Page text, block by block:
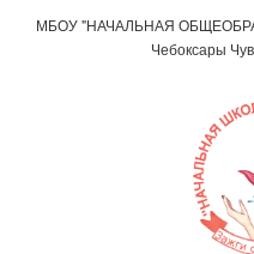
МБОУ "НАЧАЛЬНАЯ
Чебоксары